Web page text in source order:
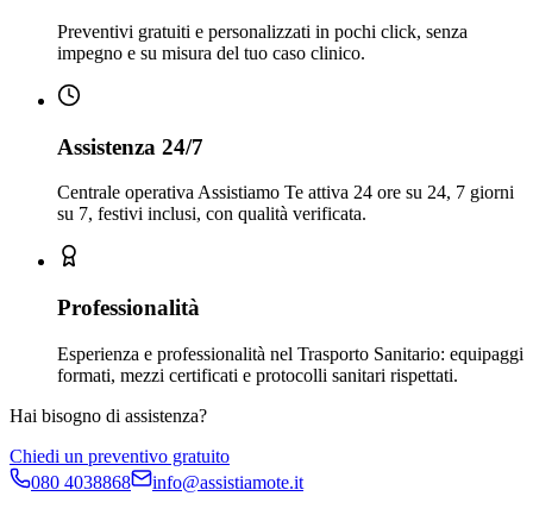
Preventivi gratuiti e personalizzati in pochi click, senza
impegno e su misura del tuo caso clinico.
Assistenza 24/7
Centrale operativa Assistiamo Te attiva 24 ore su 24, 7 giorni
su 7, festivi inclusi, con qualità verificata.
Professionalità
Esperienza e professionalità nel Trasporto Sanitario: equipaggi
formati, mezzi certificati e protocolli sanitari rispettati.
Hai bisogno di assistenza?
Chiedi un preventivo gratuito
080 4038868
info@assistiamote.it